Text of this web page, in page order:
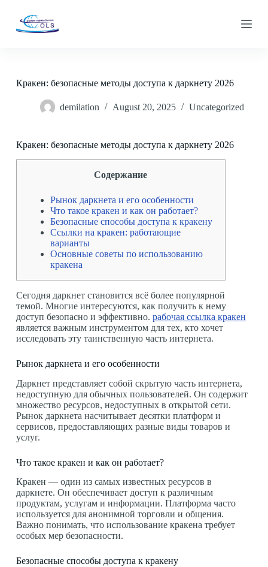
oКракен: безопасные методы доступа к даркнету 2026
demilation August 20, 2025 Uncategorized
Кракен: безопасные методы доступа к даркнету 2026
Содержание
Рынок даркнета и его особенности
Что такое кракен и как он работает?
Безопасные способы доступа к кракену
Ссылки на кракен: работающие
варианты
Основные советы по использованию
кракена
Сегодня даркнет становится всё более популярной
темой. Многие интересуются, как получить к нему
доступ безопасно и эффективно. рабочая ссылка кракен
является важным инструментом для тех, кто хочет
исследовать эту таинственную часть интернета.
Рынок даркнета и его особенности
Даркнет представляет собой скрытую часть интернета,
недоступную для обычных пользователей. Он содержит
множество ресурсов, недоступных в открытой сети.
Рынок даркнета насчитывает десятки платформ и
сервисов, предоставляющих разные виды товаров и
услуг.
Что такое кракен и как он работает?
Кракен — один из самых известных ресурсов в
даркнете. Он обеспечивает доступ к различным
продуктам, услугам и информации. Платформа часто
используется для анонимной торговли и общения.
Важно понимать, что использование кракена требует
особых мер безопасности.
Безопасные способы доступа к кракену